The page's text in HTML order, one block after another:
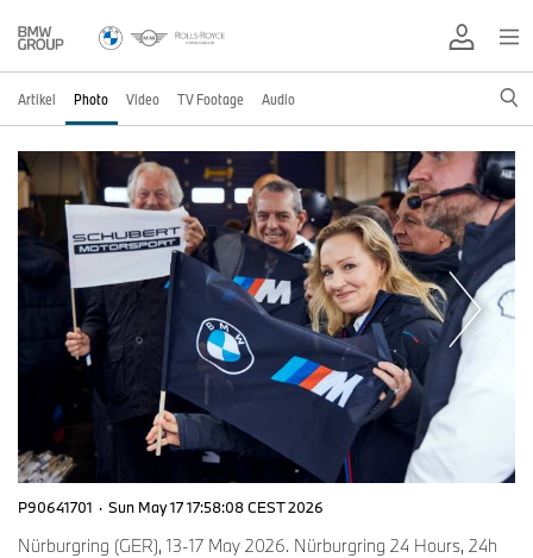
Artikel Photo Video TV Footage Audio
P90641701 · Sun May 17 17:58:08 CEST 2026
Nürburgring (GER), 13-17 May 2026. Nürburgring 24 Hours, 24h